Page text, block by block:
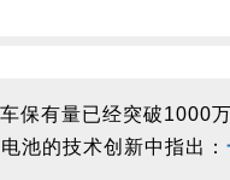
保有量已经突破1000
池的技术创新中指出：